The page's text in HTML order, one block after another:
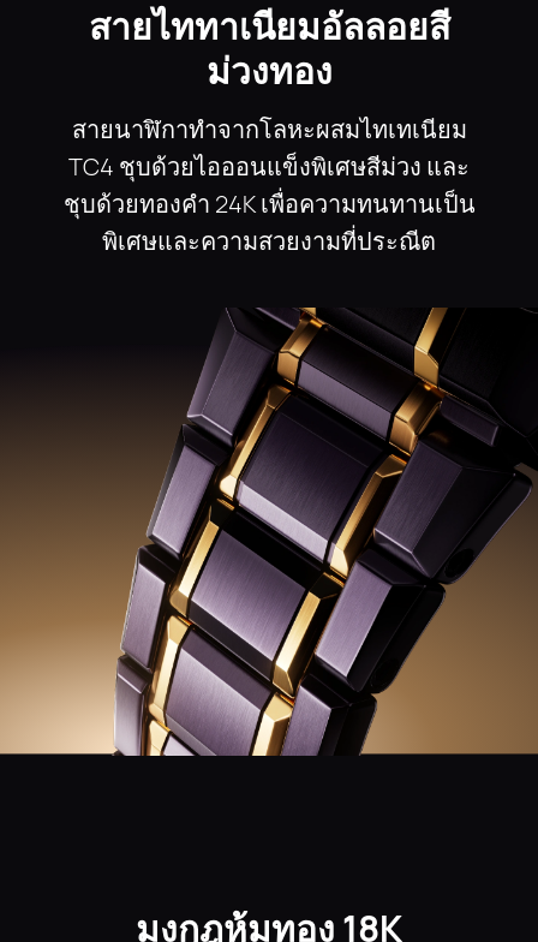
สายไททาเนียมอัลลอยสี
ม่วงทอง
สายนาฬิกาทําจากโลหะผสมไทเทเนียม
TC4 ชุบด้วยไอออนแข็งพิเศษสีม่วง และ
ชุบด้วยทองคํา 24K เพื่อความทนทานเป็น
พิเศษและความสวยงามที่ประณีต
มงกุฎหุ้มทอง 18K